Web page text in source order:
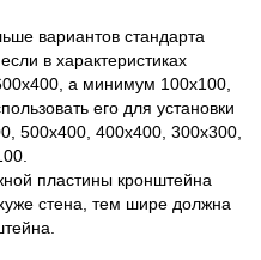
вариантов стандарта
в характеристиках
а минимум 100х100,
его для установки
500х400, 400х400, 300х300,
пластины кронштейна
стена, тем шире должна